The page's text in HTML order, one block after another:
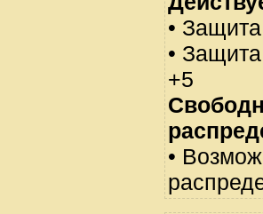
•
•
+5
•